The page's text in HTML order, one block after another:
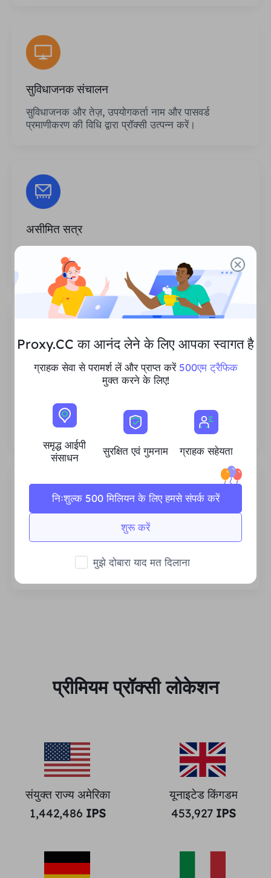
सुविधाजनक संचालन
सुविधाजनक और तेज़, उपयोगकर्ता नाम और पासवर्ड
प्रमाणीकरण की विधि द्वारा प्रॉक्सी उत्पन्न करें।
असीमित सत्र
सीमा नहीं है।
समृद्ध आवासीय आईपी संसाधन
हम सुनिश्चित करते हैं कि हमारे आईपी प्रॉक्सी संसाधन स्थिर
और विश्वसनीय हैं, और हम हर ग्राहक की जरूरतों को पूरा
करने के लिए वर्तमान प्रॉक्सी पूल का विस्तार करने का
लगातार प्रयास करते हैं।
प्रचुर मात्रा में बैंडविड्थ व्यावसायिक मांगों का समर्थन करता
प्रीमियम प्रॉक्सी लोकेशन
संयुक्त राज्य अमेरिका
1,442,486 IPS
यूनाइटेड किंगडम
453,927IPS
Proxy.CC का आनंद लेने के लिए आपका स्वागत है
ग्राहक सेवा से परामर्श लें और प्राप्त करें 500एम ट्रैफिक
मुक्त करने के लिए!
समृद्ध आईपी
संसाधन
सुरक्षित एवं गुमनाम ग्राहक सहेयता
शुरू करें
निःशुल्क 500 मिलियन के लिए हमसे संपर्क करें
मुझे दोबारा याद मत दिलाना